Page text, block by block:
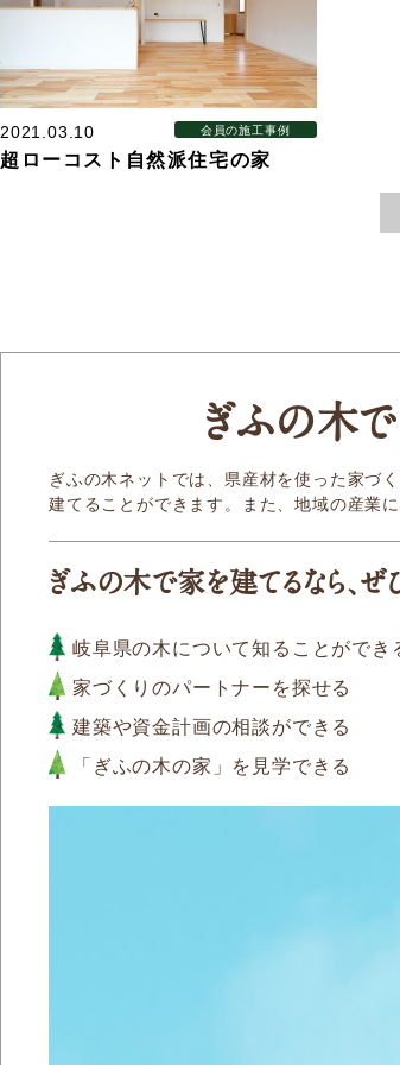
補助金・お得情報
モクタウンとは
施工事例
岐阜県産材商品
2021.03.10 会員の施工事例
超ローコスト自然派住宅の家
ぎふの木で
ぎふの木ネットでは、県産材を使った家づ
建てることができます。また、地域の産業
ぎふの木で家を建てるなら、ぜ
岐阜県の木について知ることができ
家づくりのパートナーを探せる
建築や資金計画の相談ができる
「ぎふの木の家」を見学できる